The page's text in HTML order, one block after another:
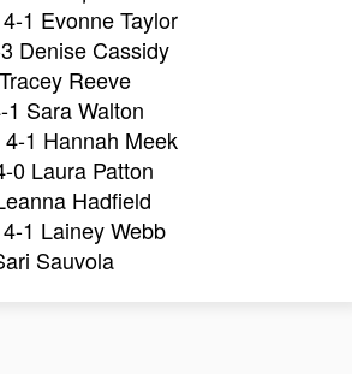
1 Evonne Taylor
Denise Cassidy
Reeve
Sara Walton
1 Hannah Meek
0 Laura Patton
Hadfield
1 Lainey Webb
Sauvola